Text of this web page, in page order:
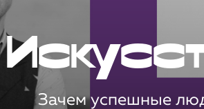
Зачем успешные